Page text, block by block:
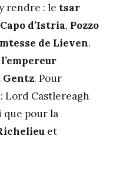
rendre : le tsar
Capo d’Istria, Pozzo
de Lieven.
l’empereur
Gentz. Pour
Lord Castlereagh
que pour la
et